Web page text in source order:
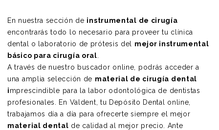
En nuestra sección de instrumental de cirugía
encontrarás todo lo necesario para proveer tu clínica
dental o laboratorio de prótesis del mejor instrumental
básico para cirugía oral
A través de nuestro buscador online, podrás acceder a
una amplia selección de material de cirugía dental
imprescindible para la labor odontológica de dentistas
profesionales. En Valdent, tu Depósito Dental online
trabajamos día a día para ofrecerte siempre el mejor
material dental de calidad al mejor precio. Ante